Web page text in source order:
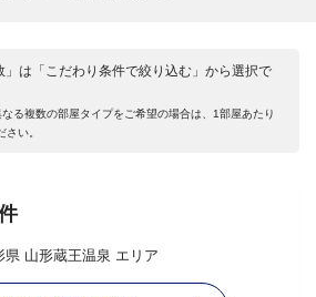
」は「こだわり条件で絞り込む」から選択で
る複数の部屋タイプをご希望の場合は、1部屋あたり
い。
県 山形蔵王温泉 エリア